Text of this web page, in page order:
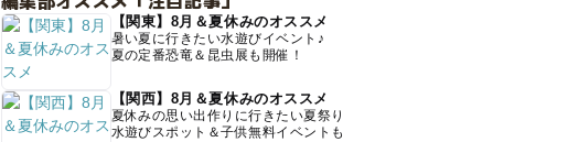
【関東】8月＆夏休みのオススメ
暑い夏に行きたい水遊びイベント♪
夏の定番恐竜＆昆虫展も開催！
【関西】8月＆夏休みのオススメ
夏休みの思い出作りに行きたい夏祭り
水遊びスポット＆子供無料イベントも